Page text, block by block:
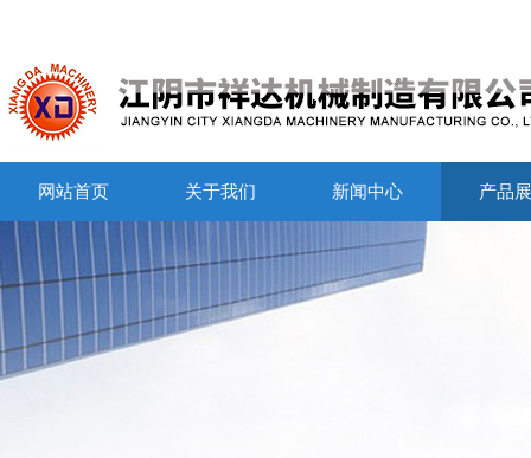
网站首页 关于我们 新闻中心 产品